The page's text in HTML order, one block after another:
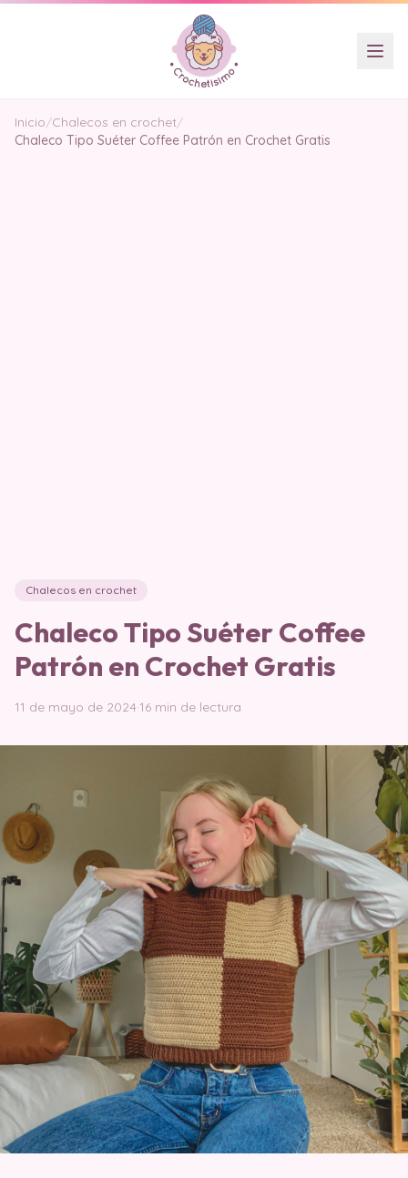
Inicio/Chalecos en crochet/
Chaleco Tipo Suéter Coffee Patrón en Crochet Gratis
Chalecos en crochet
Chaleco Tipo Suéter Coffee
Patrón en Crochet Gratis
11 de mayo de 2024·16 min de lectura